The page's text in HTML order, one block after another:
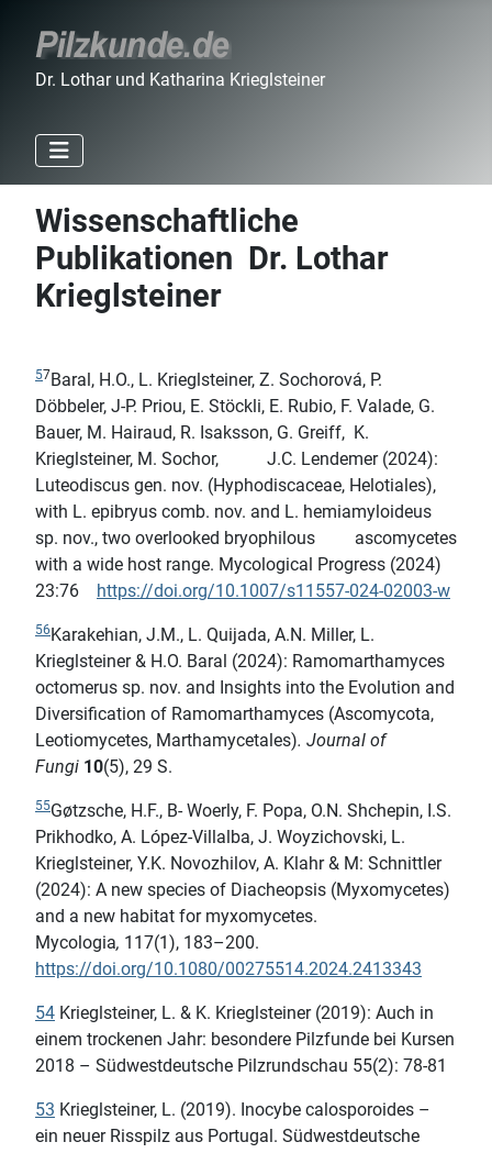
Dr. Lothar und Katharina Krieglsteiner
Wissenschaftliche
Publikationen Dr. Lothar
Krieglsteiner
57Baral, H.O., L. Krieglsteiner, Z. Sochorová, P.
Döbbeler, J-P. Priou, E. Stöckli, E. Rubio, F. Valade, G.
Bauer, M. Hairaud, R. Isaksson, G. Greiff, K.
Krieglsteiner, M. Sochor, J.C. Lendemer (2024):
Luteodiscus gen. nov. (Hyphodiscaceae, Helotiales),
with L. epibryus comb. nov. and L. hemiamyloideus
sp. nov., two overlooked bryophilous ascomycetes
with a wide host range. Mycological Progress (2024)
23:76 https://doi.org/10.1007/s11557-024-02003-w
56Karakehian, J.M., L. Quijada, A.N. Miller, L.
Krieglsteiner & H.O. Baral (2024): Ramomarthamyces
octomerus sp. nov. and Insights into the Evolution and
Diversification of Ramomarthamyces (Ascomycota,
Leotiomycetes, Marthamycetales). Journal of
Fungi 10(5), 29 S.
55Gøtzsche, H.F., B- Woerly, F. Popa, O.N. Shchepin, I.S.
Prikhodko, A. López-Villalba, J. Woyzichovski, L.
Krieglsteiner, Y.K. Novozhilov, A. Klahr & M: Schnittler
(2024): A new species of Diacheopsis (Myxomycetes)
and a new habitat for myxomycetes.
Mycologia, 117(1), 183–200.
https://doi.org/10.1080/00275514.2024.2413343
54 Krieglsteiner, L. & K. Krieglsteiner (2019): Auch in
einem trockenen Jahr: besondere Pilzfunde bei Kursen
2018 – Südwestdeutsche Pilzrundschau 55(2): 78-81
53 Krieglsteiner, L. (2019). Inocybe calosporoides –
ein neuer Risspilz aus Portugal. Südwestdeutsche